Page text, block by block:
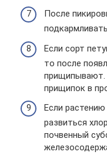
После
Если сорт
то после
прищипывают.
прищипок в
Если
развиться
почвенный